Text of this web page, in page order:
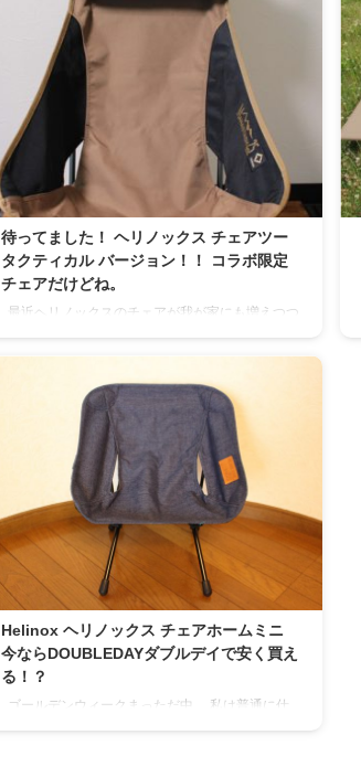
よ。 Helinox ヘリノックス ロッキングフット
Helinox ロッキングフットの種類 2018年現在の日
本国内では チェアワンシリーズとチェアツーシリ
ーズ用の２種類の展開です。 もう一種類大きいサ
イズ用のロッキングフットもあるようですが。 日
本国内ではまだ流通されていません。 ...
待ってました！ ヘリノックス チェアツー
タクティカル バージョン！！ コラボ限定
チェアだけどね。
最近ヘリノックスのチェアが我が家にも増えつつ
ました。 TAC CHAIR TWO [MANASTASH ×
記念してヘリノックスとの限定コラボレーショ
ン！！ BEAVER 公式通販 | MANASTASH ×
HELINOX/マナスタッシュ × ヘリノックス別注
TAC CHAIR TWO【送料無料】 別注ポイント チ
ェアツー(背面が長く ...
Helinox ヘリノックス チェアホームミニ
今ならDOUBLEDAYダブルデイで安く買え
る！？
ゴールデンウィークまっただ中。 私は普通に仕